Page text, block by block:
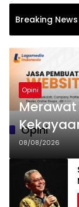
Breaking News
MPI PP
2, Dorong
Opini
Opini
08/08/2026